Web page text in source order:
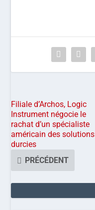
Filiale d’Archos, Logic
Instrument négocie le
rachat d’un spécialiste
américain des solutions
durcies
PRÉCÉDENT